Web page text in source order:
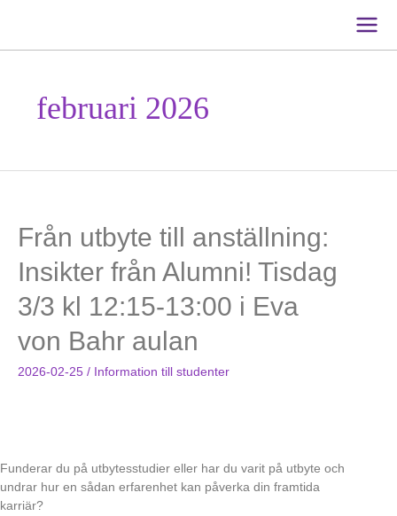
Main
februari 2026
Från utbyte till anställning:
Insikter från Alumni! Tisdag
3/3 kl 12:15-13:00 i Eva
von Bahr aulan
2026-02-25 / Information till studenter
Funderar du på utbytesstudier eller har du varit på utbyte och
undrar hur en sådan erfarenhet kan påverka din framtida
karriär?